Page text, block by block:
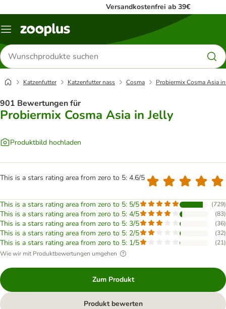
Versandkostenfrei ab 39€
Menü
Produkte
suchen
Katzenfutter Katzenfutter nass Cosma Probiermix Cosma Asia
901 Bewertungen für
Probiermix Cosma Asia in Jelly
Produktbild hochladen
This is a stars rating area from zero to 5: 4.6/5
This is a stars rating area from zero to 5: 5/5 (729)
This is a stars rating area from zero to 5: 4/5 (83)
This is a stars rating area from zero to 5: 3/5 (36)
This is a stars rating area from zero to 5: 2/5 (32)
This is a stars rating area from zero to 5: 1/5 (21)
Wie wir mit Produktbewertungen umgehen
Zum Produkt
Produkt bewerten